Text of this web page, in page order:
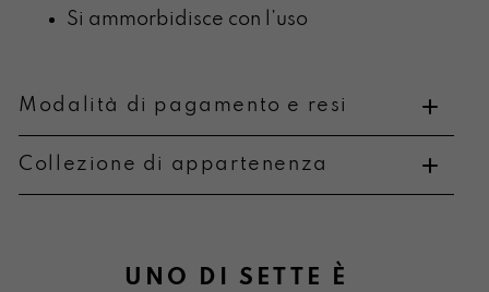
Si ammorbidisce con l’uso
Modalità di pagamento e resi
Collezione di appartenenza
UNO DI SETTE È